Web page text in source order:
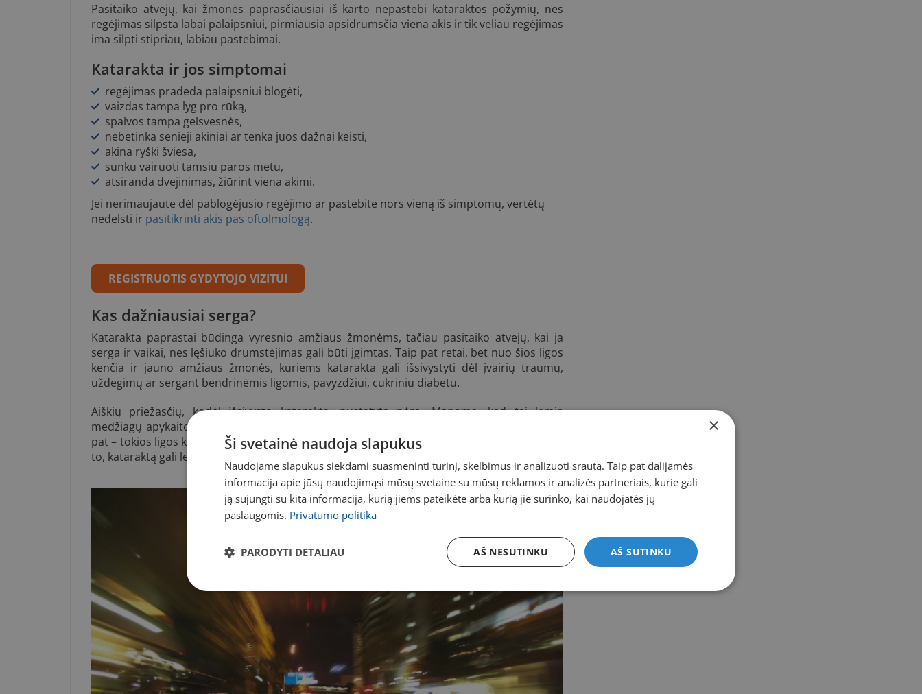
Pasitaiko atvejų, kai žmonės paprasčiausiai iš karto nepastebi kataraktos požymių, nes
regėjimas silpsta labai palaipsniui, pirmiausia apsidrumsčia viena akis ir tik vėliau regėjimas
ima silpti stipriau, labiau pastebimai.
Katarakta ir jos simptomai
regėjimas pradeda palaipsniui blogėti,
vaizdas tampa lyg pro rūką,
spalvos tampa gelsvesnės,
nebetinka senieji akiniai ar tenka juos dažnai keisti,
akina ryški šviesa,
sunku vairuoti tamsiu paros metu,
atsiranda dvejinimas, žiūrint viena akimi.
Jei nerimaujaute dėl pablogėjusio regėjimo ar pastebite nors vieną iš simptomų, vertėtų
nedelsti ir pasitikrinti akis pas oftolmologą.
REGISTRUOTIS GYDYTOJO VIZITUI
Kas dažniausiai serga?
Katarakta paprastai būdinga vyresnio amžiaus žmonėms, tačiau pasitaiko atvejų, kai ja
serga ir vaikai, nes lęšiuko drumstėjimas gali būti įgimtas. Taip pat retai, bet nuo šios ligos
kenčia ir jauno amžiaus žmonės, kuriems katarakta gali išsivystyti dėl įvairių traumų,
uždegimų ar sergant bendrinėmis ligomis, pavyzdžiui, cukriniu diabetu.
Aiškių priežasčių, kodėl išsivysto katarakta, nustatyta nėra. Manoma, kad tai lemia
medžiagų apykaitos sutrikimas akies lęšiuke, jo struktūros pakitimai bėgant metams, taip
pat – tokios ligos kaip cukraligė, lėtinis odos uždegimas, neurodermintas, sklerodermija. Be
to, kataraktą gali lemti ir ilgą laiką didelėmis dozėmis vartojami hormoniniai vaistai.
×
Ši svetainė naudoja slapukus
Naudojame slapukus siekdami suasmeninti turinį, skelbimus ir analizuoti srautą. Taip pat dalijamės
informacija apie jūsų naudojimąsi mūsų svetaine su mūsų reklamos ir analizės partneriais, kurie gali
ją sujungti su kita informacija, kurią jiems pateikėte arba kurią jie surinko, kai naudojatės jų
paslaugomis. Privatumo politika
AŠ SUTINKU
AŠ NESUTINKU
PARODYTI DETALIAU